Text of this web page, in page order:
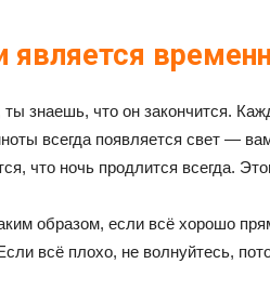
является
ты знаешь, что он закончится.
всегда появляется свет —
что ночь продлится всегда.
образом, если всё хорошо
всё плохо, не волнуйтесь,